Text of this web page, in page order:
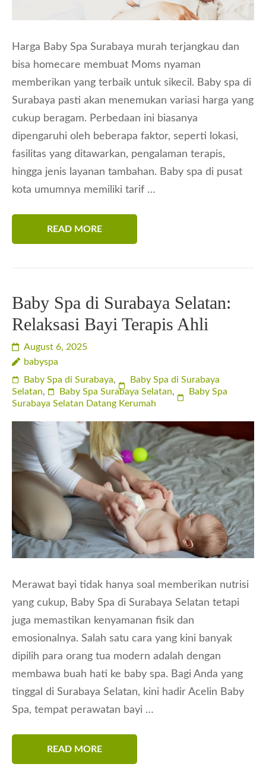
Harga Baby Spa Surabaya murah terjangkau dan
bisa homecare membuat Moms nyaman
memberikan yang terbaik untuk sikecil. Baby spa di
Surabaya pasti akan menemukan variasi harga yang
cukup beragam. Perbedaan ini biasanya
dipengaruhi oleh beberapa faktor, seperti lokasi,
fasilitas yang ditawarkan, pengalaman terapis,
hingga jenis layanan tambahan. Baby spa di pusat
kota umumnya memiliki tarif …
READ MORE
Baby Spa di Surabaya Selatan:
Relaksasi Bayi Terapis Ahli
August 6, 2025
babyspa
Baby Spa di Surabaya,
Baby Spa di Surabaya
Selatan, Baby Spa Surabaya Selatan,
Baby Spa
Surabaya Selatan Datang Kerumah
Merawat bayi tidak hanya soal memberikan nutrisi
yang cukup, Baby Spa di Surabaya Selatan tetapi
juga memastikan kenyamanan fisik dan
emosionalnya. Salah satu cara yang kini banyak
dipilih para orang tua modern adalah dengan
membawa buah hati ke baby spa. Bagi Anda yang
tinggal di Surabaya Selatan, kini hadir Acelin Baby
Spa, tempat perawatan bayi …
READ MORE